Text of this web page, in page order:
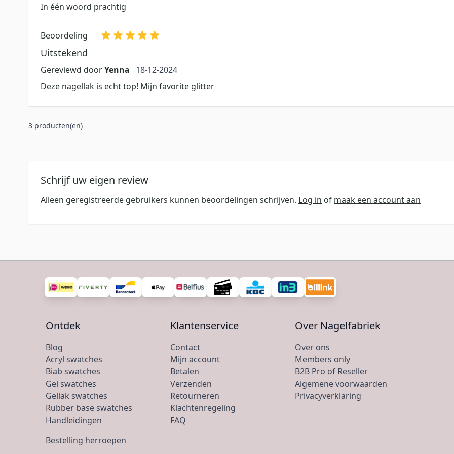
In één woord prachtig
Beoordeling
Uitstekend
Gereviewd doorYenna 18 december 2024
18-12-2024
Deze nagellak is echt top! Mijn favorite glitter
3 producten(en)
Schrijf uw eigen review
Alleen geregistreerde gebruikers kunnen beoordelingen schrijven. Log in of maak een account aan
Ontdek
Blog
Acryl swatches
Biab swatches
Gel swatches
Gellak swatches
Rubber base swatches
Handleidingen
Bestelling herroepen
Klantenservice
Contact
Mijn account
Betalen
Verzenden
Retourneren
Klachtenregeling
FAQ
Over Nagelfabriek
Over ons
Members only
B2B Pro of Reseller
Algemene voorwaarden
Privacyverklaring